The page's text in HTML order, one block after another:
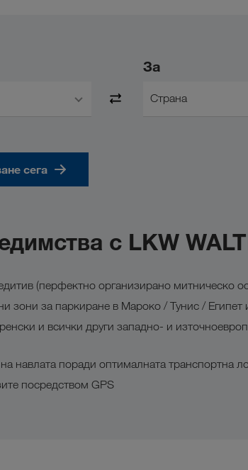
За
Страна
сега
с LKW
(перфектно организирано митническо
зони за паркиране в Мароко / Тунис / Египет
и всички други западно- и
навлата поради оптималната транспортна
посредством GPS